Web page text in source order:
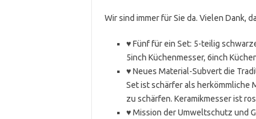
Wir sind immer für Sie da. Vielen Dank,
♥ Fünf für ein Set: 5-teilig
5inch Küchenmesser, 6inch
♥ Neues Material-Subvert die
Set ist schärfer als herkömmliche
zu schärfen. Keramikmesser ist
♥ Mission der Umweltschutz und